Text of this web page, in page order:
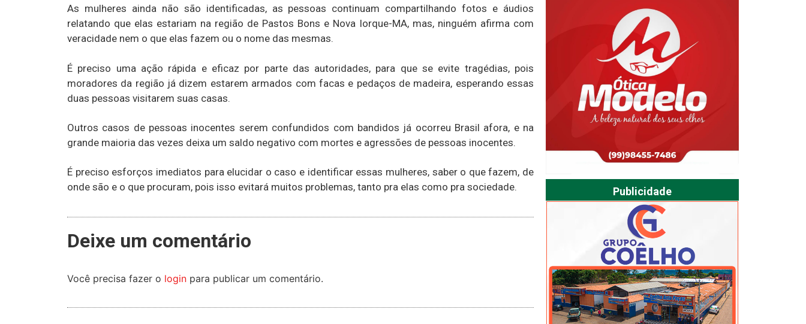
As mulheres ainda não são identificadas, as pessoas continuam compartilhando fotos e áudios
relatando que elas estariam na região de Pastos Bons e Nova Iorque-MA, mas, ninguém afirma com
veracidade nem o que elas fazem ou o nome das mesmas.
É preciso uma ação rápida e eficaz por parte das autoridades, para que se evite tragédias, pois
moradores da região já dizem estarem armados com facas e pedaços de madeira, esperando essas
duas pessoas visitarem suas casas.
Outros casos de pessoas inocentes serem confundidos com bandidos já ocorreu Brasil afora, e na
grande maioria das vezes deixa um saldo negativo com mortes e agressões de pessoas inocentes.
É preciso esforços imediatos para elucidar o caso e identificar essas mulheres, saber o que fazem, de
onde são e o que procuram, pois isso evitará muitos problemas, tanto pra elas como pra sociedade.
Deixe um comentário
Você precisa fazer o login para publicar um comentário.
Publicidade